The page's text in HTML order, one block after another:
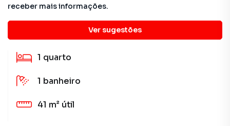
receber mais informações.
Ver sugestões
Detalhes do imóvel
1 quarto
1 banheiro
41 m² útil